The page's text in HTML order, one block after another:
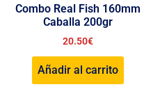
Combo Real Fish 160mm
Caballa 200gr
20.50€
Añadir al carrito